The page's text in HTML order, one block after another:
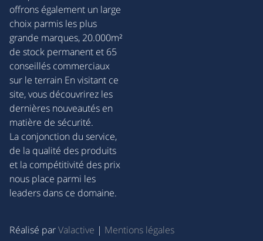
offrons également un large
choix parmis les plus
grande marques, 20.000m²
de stock permanent et 65
conseillés commerciaux
sur le terrain En visitant ce
site, vous découvrirez les
dernières nouveautés en
matière de sécurité.
La conjonction du service,
de la qualité des produits
et la compétitivité des prix
nous place parmi les
leaders dans ce domaine.
Réalisé parValactive | Mentions légales